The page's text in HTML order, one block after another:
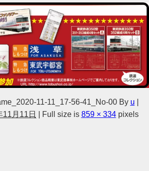
11-11_17-56-41_No-00 By u
11月11日 Full size is 859 × 334pixels